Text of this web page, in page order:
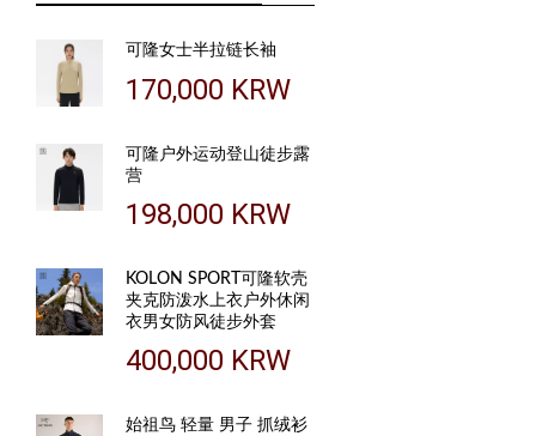
可隆女士半拉链长袖
170,000 KRW
可隆户外运动登山徒步露
营
198,000 KRW
KOLON SPORT可隆软壳
夹克防泼水上衣户外休闲
衣男女防风徒步外套
400,000 KRW
始祖鸟 轻量 男子 抓绒衫